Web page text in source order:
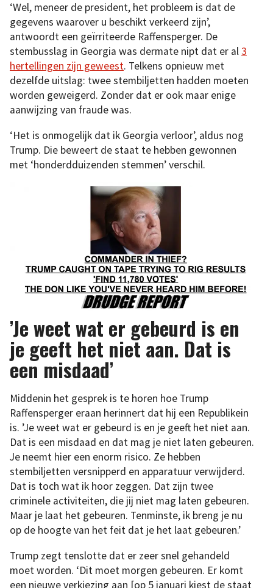
‘Wel, meneer de president, het probleem is dat de
gegevens waarover u beschikt verkeerd zijn’,
antwoordt een geïrriteerde Raffensperger. De
stembusslag in Georgia was dermate nipt dat er al3
hertellingen zijn geweest. Telkens opnieuw met
dezelfde uitslag: twee stembiljetten hadden moeten
worden geweigerd. Zonder dat er ook maar enige
aanwijzing van fraude was.
‘Het is onmogelijk dat ik Georgia verloor’, aldus nog
Trump. Die beweert de staat te hebben gewonnen
met ‘honderdduizenden stemmen’ verschil.
’Je weet wat er gebeurd is en
je geeft het niet aan. Dat is
een misdaad’
Middenin het gesprek is te horen hoe Trump
Raffensperger eraan herinnert dat hij een Republikein
is. ’Je weet wat er gebeurd is en je geeft het niet aan.
Dat is een misdaad en dat mag je niet laten gebeuren.
Je neemt hier een enorm risico. Ze hebben
stembiljetten versnipperd en apparatuur verwijderd.
Dat is toch wat ik hoor zeggen. Dat zijn twee
criminele activiteiten, die jij niet mag laten gebeuren.
Maar je laat het gebeuren. Tenminste, ik breng je nu
op de hoogte van het feit dat je het laat gebeuren.’
Trump zegt tenslotte dat er zeer snel gehandeld
moet worden. ‘Dit moet morgen gebeuren. Er komt
een nieuwe verkiezing aan [op 5 januari kiest de staat